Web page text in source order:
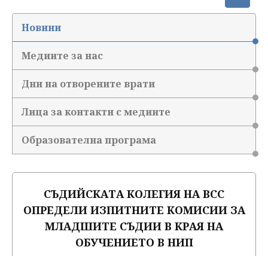
Новини
Медиите за нас
Дни на отворените врати
Лица за контакти с медиите
Образователна програма
СЪДИЙСКАТА КОЛЕГИЯ НА ВСС
ОПРЕДЕЛИ ИЗПИТНИТЕ КОМИСИИ ЗА
МЛАДШИТЕ СЪДИИ В КРАЯ НА
ОБУЧЕНИЕТО В НИП